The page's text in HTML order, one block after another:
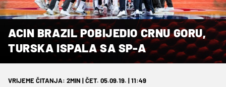
ACIN BRAZIL POBIJEDIO CRNU GORU,
TURSKA ISPALA SA SP-A
VRIJEME ČITANJA: 2MIN | ČET. 05.09.19. | 11:49